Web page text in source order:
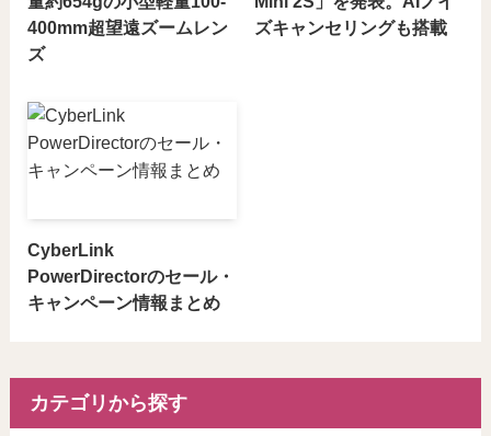
400mm超望遠ズームレン
ズ
ズキャンセリングも搭載
CyberLink
PowerDirectorのセール・
キャンペーン情報まとめ
カテゴリから探す